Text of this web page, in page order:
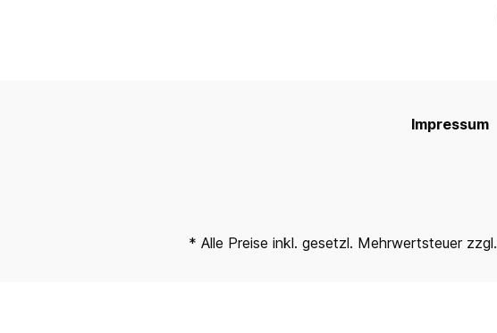
Impressum
* Alle Preise inkl. gesetzl. Mehrwertsteuer zzgl.